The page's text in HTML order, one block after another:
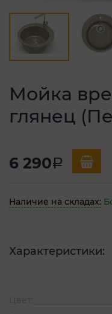
Мойка
глянец
6 290a
Наличие на складах:
Характеристики: